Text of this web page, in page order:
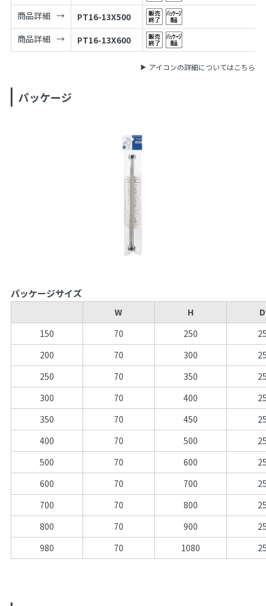
商品詳細
PT16-13X500
商品詳細
PT16-13X600
アイコンの詳細についてはこちら
パッケージ
パッケージサイズ
W H
D
150
70 250
200
70 300
250
70 350
300
70 400
350
70 450
400
70 500
500
70 600
600
70 700
700
70 800
800
70 900
980
70 1080